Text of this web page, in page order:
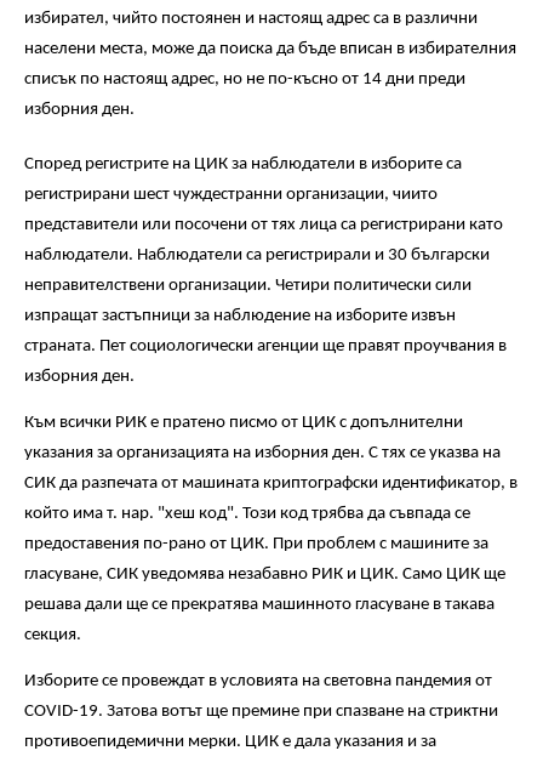
избирател, чийто постоянен и настоящ адрес са в различни
населени места, може да поиска да бъде вписан в избирателния
списък по настоящ адрес, но не по-късно от 14 дни преди
изборния ден.
Според регистрите на ЦИК за наблюдатели в изборите са
регистрирани шест чуждестранни организации, чиито
представители или посочени от тях лица са регистрирани като
наблюдатели. Наблюдатели са регистрирали и 30 български
неправителствени организации. Четири политически сили
изпращат застъпници за наблюдение на изборите извън
страната. Пет социологически агенции ще правят проучвания в
изборния ден.
Към всички РИК е пратено писмо от ЦИК с допълнителни
указания за организацията на изборния ден. С тях се указва на
СИК да разпечата от машината криптографски идентификатор, в
който има т. нар. "хеш код". Този код трябва да съвпада се
предоставения по-рано от ЦИК. При проблем с машините за
гласуване, СИК уведомява незабавно РИК и ЦИК. Само ЦИК ще
решава дали ще се прекратява машинното гласуване в такава
секция.
Изборите се провеждат в условията на световна пандемия от
COVID-19. Затова вотът ще премине при спазване на стриктни
противоепидемични мерки. ЦИК е дала указания и за